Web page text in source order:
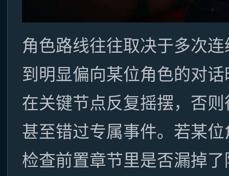
角色路线往往取决于多次
到明显偏向某位角色的对
在关键节点反复摇摆，否
甚至错过专属事件。若某
检查前置章节里是否漏掉